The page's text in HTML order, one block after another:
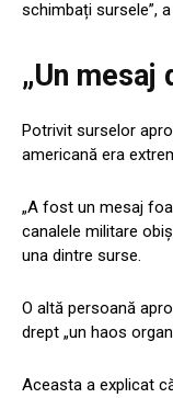
schimbați sursele”,
„Un mesaj
Potrivit surselor
americană era
„A fost un mesaj
canalele militare
una dintre surse.
O altă persoană
drept „un haos
Aceasta a explicat